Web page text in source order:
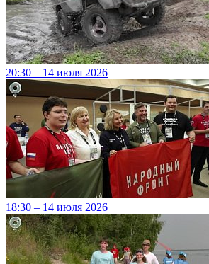
20:30 – 14 июля 2026
18:30 – 14 июля 2026